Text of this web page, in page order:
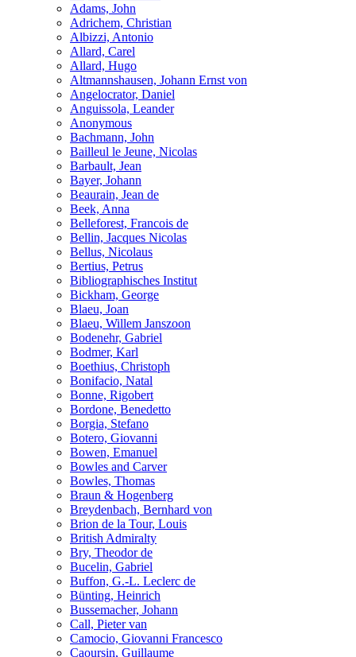
Adams, John
Adrichem, Christian
Albizzi, Antonio
Allard, Carel
Allard, Hugo
Altmannshausen, Johann Ernst von
Angelocrator, Daniel
Anguissola, Leander
Anonymous
Bachmann, John
Bailleul le Jeune, Nicolas
Barbault, Jean
Bayer, Johann
Beaurain, Jean de
Beek, Anna
Belleforest, Francois de
Bellin, Jacques Nicolas
Bellus, Nicolaus
Bertius, Petrus
Bibliographisches Institut
Bickham, George
Blaeu, Joan
Blaeu, Willem Janszoon
Bodenehr, Gabriel
Bodmer, Karl
Boethius, Christoph
Bonifacio, Natal
Bonne, Rigobert
Bordone, Benedetto
Borgia, Stefano
Botero, Giovanni
Bowen, Emanuel
Bowles and Carver
Bowles, Thomas
Braun & Hogenberg
Breydenbach, Bernhard von
Brion de la Tour, Louis
British Admiralty
Bry, Theodor de
Bucelin, Gabriel
Buffon, G.-L. Leclerc de
Bünting, Heinrich
Bussemacher, Johann
Call, Pieter van
Camocio, Giovanni Francesco
Caoursin, Guillaume